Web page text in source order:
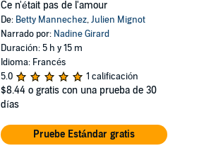
Ce n'était pas de l'amour
De: Betty Mannechez,Julien Mignot
Narrado por: Nadine Girard
Duración: 5 h y 15 m
Idioma: Francés
5.0
1 calificación
$8.44 o gratis con una prueba de 30
días
Pruebe Estándar gratis